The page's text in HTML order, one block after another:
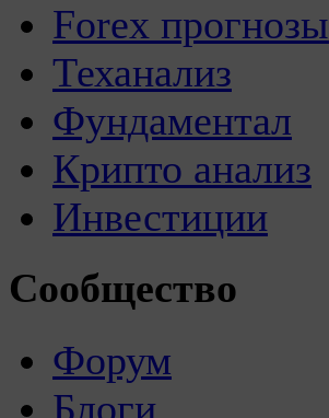
Forex прогнозы
Теханализ
Фундаментал
Крипто анализ
Инвестиции
Сообщество
Форум
Блоги